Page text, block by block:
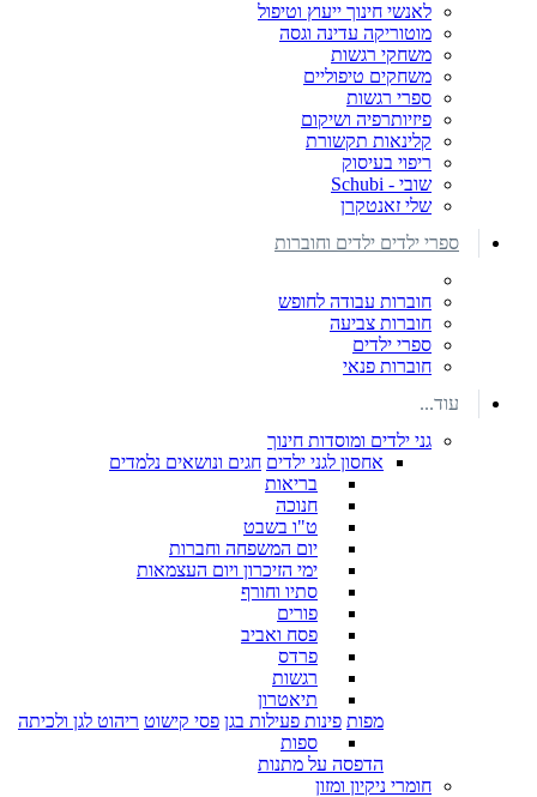
לאנשי חינוך ייעוץ וטיפול
מוטוריקה עדינה וגסה
משחקי רגשות
משחקים טיפוליים
ספרי רגשות
פיזיותרפיה ושיקום
קלינאות תקשורת
ריפוי בעיסוק
שובי - Schubi
שלי זאנטקרן
ספרי ילדים ילדים וחוברות
חוברות עבודה לחופש
חוברות צביעה
ספרי ילדים
חוברות פנאי
עוד...
גני ילדים ומוסדות חינוך
אחסון לגני ילדים חגים ונושאים נלמדים
בריאות
חנוכה
ט"ו בשבט
יום המשפחה וחברות
ימי הזיכרון ויום העצמאות
סתיו וחורף
פורים
פסח ואביב
פרדס
רגשות
תיאטרון
מפות פינות פעילות בגן פסי קישוט ריהוט לגן ולכיתה
ספות
הדפסה על מתנות
חומרי ניקיון ומזון